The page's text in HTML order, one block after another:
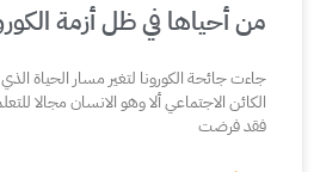
من أحياها في ظل أزمة
جاءت جائحة الكورونا لتغير مسار الحياة
الكائن الاجتماعي ألا وهو الانسان مجالا
فقد فرضت